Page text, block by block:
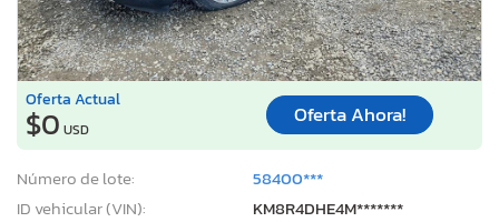
Oferta Actual
$0 USD
Oferta Ahora!
Número de lote:
58400***
ID vehicular (VIN):
KM8R4DHE4M*******